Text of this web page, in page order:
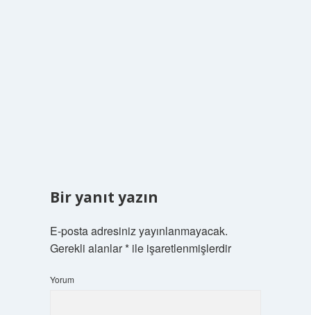
Bir yanıt yazın
E-posta adresiniz yayınlanmayacak.
Gerekli alanlar*ile işaretlenmişlerdir
Yorum